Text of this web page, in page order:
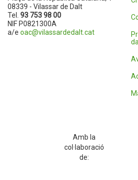
08339 - Vilassar de Dalt
Tel. 93 753 98 00
NIF P0821300A
a/e oac@vilassardedalt.cat
Amb la
col·laboració
de: